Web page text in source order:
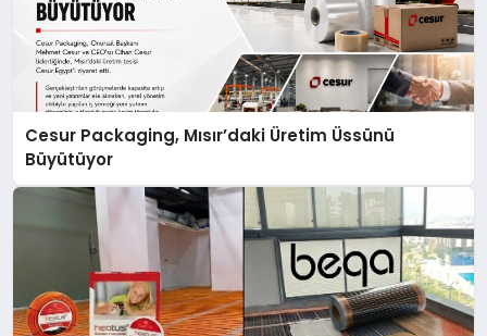
Cesur Packaging, Mısır’daki Üretim Üssünü
Büyütüyor